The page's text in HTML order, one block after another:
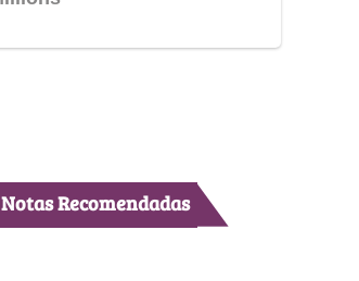
Notas Recomendadas